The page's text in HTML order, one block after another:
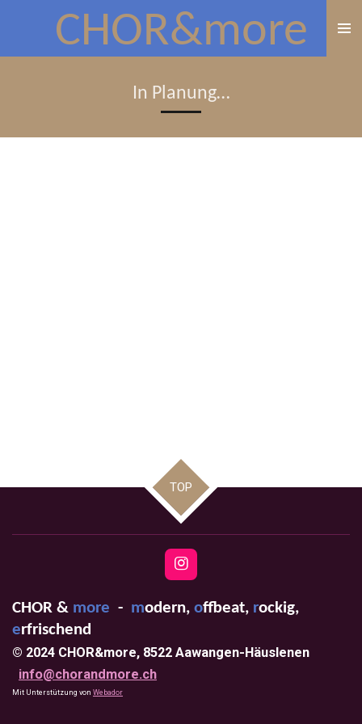
Hauptinhalt
springen
CHOR&more
In Planung…
TOP
I
n
t
r
CHOR & more - modern, offbeat, rockig,
erfrischend
© 2024 CHOR&more, 8522 Aawangen-Häuslenen
info@chorandmore.ch
Mit Unterstützung von Webador